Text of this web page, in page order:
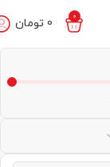
0
0 تومان